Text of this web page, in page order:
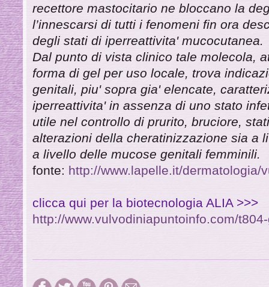
recettore mastocitario ne bloccano la
l’innescarsi di tutti i fenomeni fin ora
degli stati di iperreattivita' mucocutanea.
Dal punto di vista clinico tale molecola,
forma di gel per uso locale, trova
genitali, piu' sopra gia' elencate,
iperreattivita' in assenza di uno stato
utile nel controllo di prurito, bruciore,
alterazioni della cheratinizzazione sia a
a livello delle mucose genitali femminili.
fonte: http://www.lapelle.it/dermatologia/
clicca qui per la biotecnologia ALIA >>>
http://www.vulvodiniapuntoinfo.com/